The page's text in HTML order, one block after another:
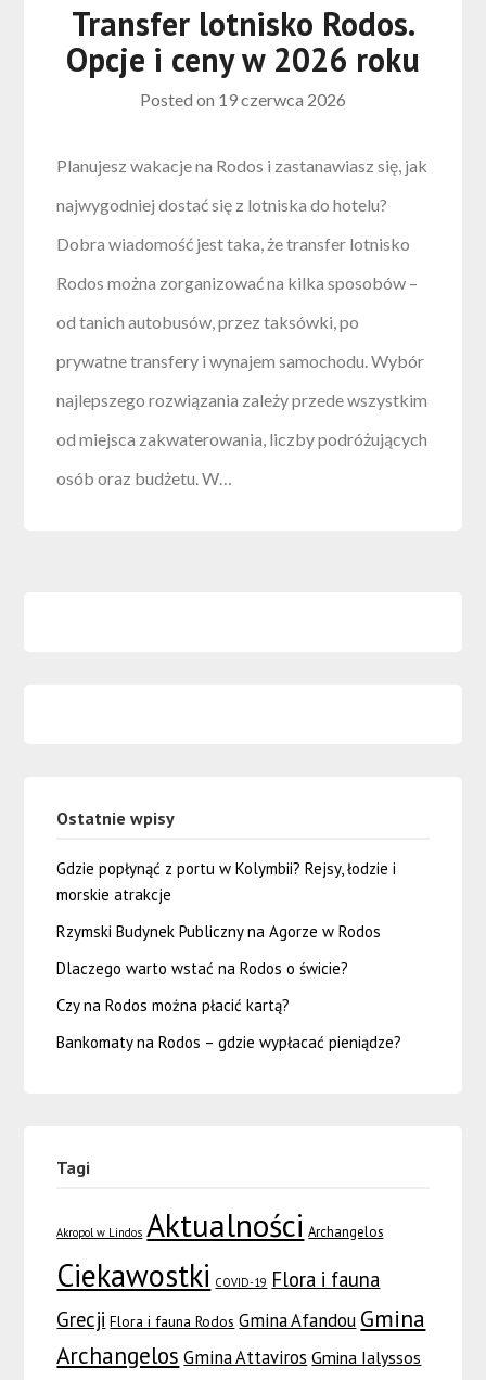
Transfer lotnisko Rodos.
Opcje i ceny w 2026 roku
Posted on 19 czerwca 2026
Planujesz wakacje na Rodos i zastanawiasz się, jak
najwygodniej dostać się z lotniska do hotelu?
Dobra wiadomość jest taka, że transfer lotnisko
Rodos można zorganizować na kilka sposobów –
od tanich autobusów, przez taksówki, po
prywatne transfery i wynajem samochodu. Wybór
najlepszego rozwiązania zależy przede wszystkim
od miejsca zakwaterowania, liczby podróżujących
osób oraz budżetu. W…
Ostatnie wpisy
Gdzie popłynąć z portu w Kolymbii? Rejsy, łodzie i
morskie atrakcje
Rzymski Budynek Publiczny na Agorze w Rodos
Dlaczego warto wstać na Rodos o świcie?
Czy na Rodos można płacić kartą?
Bankomaty na Rodos – gdzie wypłacać pieniądze?
Tagi
Akropol w Lindos Aktualności Archangelos
Ciekawostki COVID-19 Flora i fauna
Grecji Flora i fauna Rodos Gmina Afandou Gmina
Archangelos Gmina Attaviros Gmina Ialyssos